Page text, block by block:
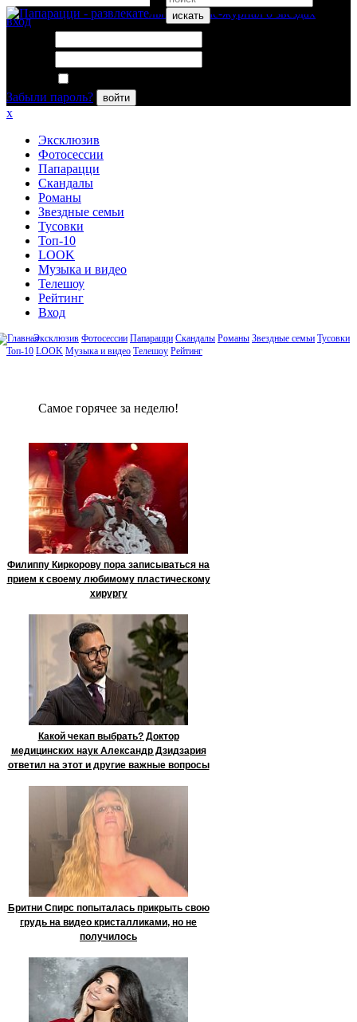
искать
вход
Забыли пароль?
войти
x
Эксклюзив
Фотосессии
Папарацци
Скандалы
Романы
Звездные семьи
Тусовки
Топ-10
LOOK
Музыка и видео
Телешоу
Рейтинг
Вход
Эксклюзив Фотосессии Папарацци Скандалы Романы Звездные семьи Тусовки
Топ-10 LOOK Музыка и видео Телешоу Рейтинг
Сaмое гoрячее за неделю!
Филиппу Киркорову пора записываться на
прием к своему любимому пластическому
хирургу
Какой чекап выбрать? Доктор
медицинских наук Александр Дзидзария
ответил на этот и другие важные вопросы
Бритни Спирс попыталась прикрыть свою
грудь на видео кристалликами, но не
получилось